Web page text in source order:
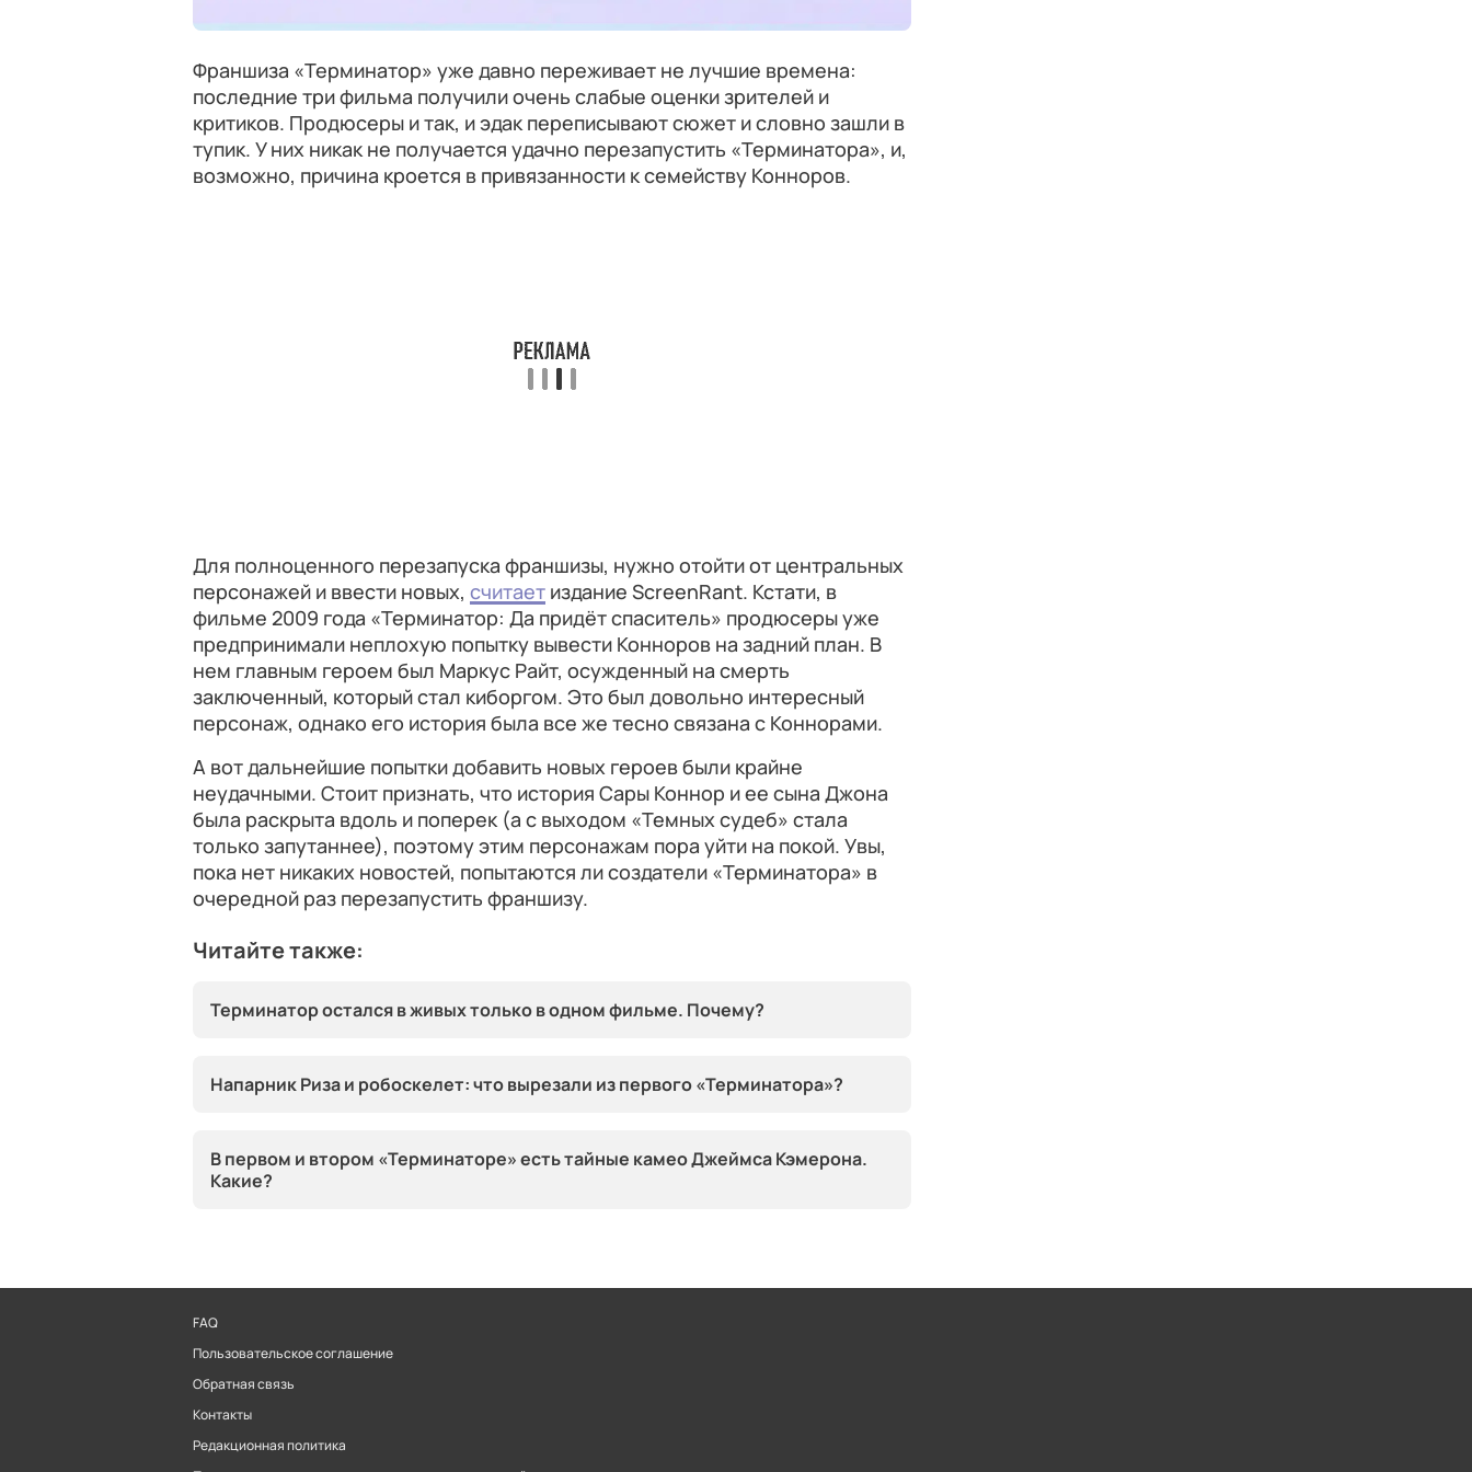
Франшиза «Терминатор» уже давно переживает не лучшие времена:
последние три фильма получили очень слабые оценки зрителей и
критиков. Продюсеры и так, и эдак переписывают сюжет и словно зашли в
тупик. У них никак не получается удачно перезапустить «Терминатора», и,
возможно, причина кроется в привязанности к семейству Конноров.
Для полноценного перезапуска франшизы, нужно отойти от центральных
персонажей и ввести новых, считает издание ScreenRant. Кстати, в
фильме 2009 года «Терминатор: Да придёт спаситель» продюсеры уже
предпринимали неплохую попытку вывести Конноров на задний план. В
нем главным героем был Маркус Райт, осужденный на смерть
заключенный, который стал киборгом. Это был довольно интересный
персонаж, однако его история была все же тесно связана с Коннорами.
А вот дальнейшие попытки добавить новых героев были крайне
неудачными. Стоит признать, что история Сары Коннор и ее сына Джона
была раскрыта вдоль и поперек (а с выходом «Темных судеб» стала
только запутаннее), поэтому этим персонажам пора уйти на покой. Увы,
пока нет никаких новостей, попытаются ли создатели «Терминатора» в
очередной раз перезапустить франшизу.
Читайте также:
Терминатор остался в живых только в одном фильме. Почему?
Напарник Риза и робоскелет: что вырезали из первого «Терминатора»?
В первом и втором «Терминаторе» есть тайные камео Джеймса Кэмерона.
Какие?
FAQ
Пользовательское соглашение
Обратная связь
Контакты
Редакционная политика